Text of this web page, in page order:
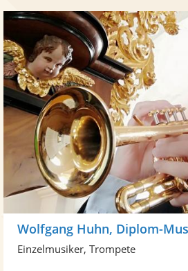
Wolfgang Huhn, Diplom-
Einzelmusiker, Trompete